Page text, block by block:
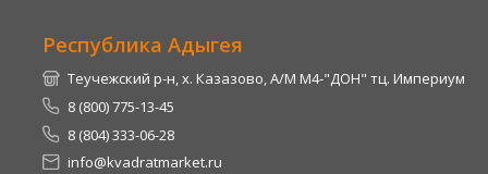
Республика Адыгея
Теучежский р-н, х. Казазово, А/М М4-"ДОН" тц. Империум
8 (800) 775-13-45
8 (804) 333-06-28
info@kvadratmarket.ru